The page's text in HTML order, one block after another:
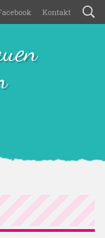
Kontakt